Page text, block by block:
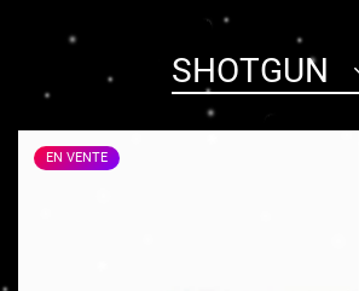
réduit
habituel
SHOTGUN
EN VENTE